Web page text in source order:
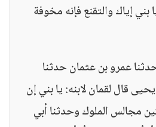
بني إياك والتقنع فإنه مخوفة
عمرو بن عثمان حدثنا
قال لقمان لابنه: يا بني إن
مجالس الملوك وحدثنا أبي